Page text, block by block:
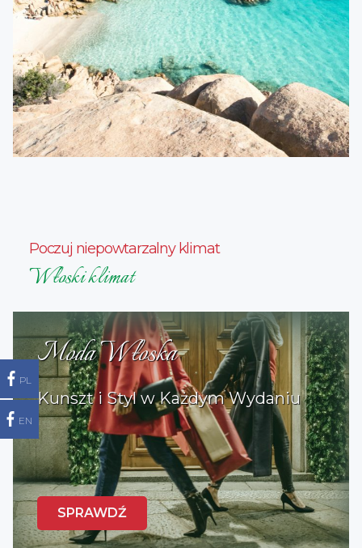
Poczuj niepowtarzalny klimat
Włoski klimat
Moda Włoska
Kunszt i Styl w Każdym Wydaniu
SPRAWDŹ
PL
EN